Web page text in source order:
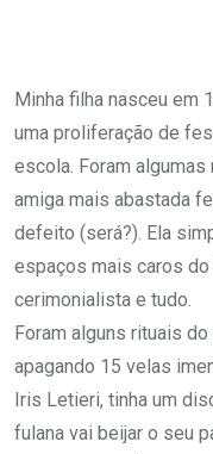
Minha filha nasceu em
uma proliferação de
escola. Foram
amiga mais abastada
defeito (será?). Ela
espaços mais caros
cerimonialista e tudo.
Foram alguns rituais
apagando 15 velas
Iris Letieri, tinha um
fulana vai beijar o seu